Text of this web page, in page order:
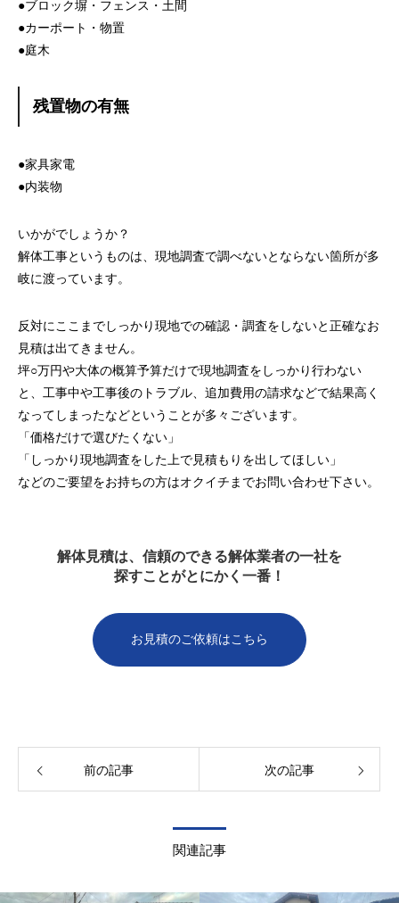
●ブロック塀・フェンス・土間
●カーポート・物置
●庭木
残置物の有無
●家具家電
●内装物
いかがでしょうか？
解体工事というものは、現地調査で調べないとならない箇所が多
岐に渡っています。
反対にここまでしっかり現地での確認・調査をしないと正確なお
見積は出てきません。
坪○万円や大体の概算予算だけで現地調査をしっかり行わない
と、工事中や工事後のトラブル、追加費用の請求などで結果高く
なってしまったなどということが多々ございます。
「価格だけで選びたくない」
「しっかり現地調査をした上で見積もりを出してほしい」
などのご要望をお持ちの方はオクイチまでお問い合わせ下さい。
解体見積は、信頼のできる解体業者の一社を
探すことがとにかく一番！
お見積のご依頼はこちら
前の記事 次の記事
関連記事